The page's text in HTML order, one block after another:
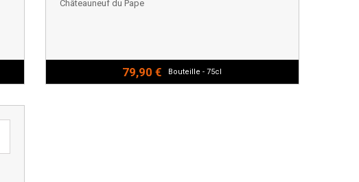
Châteauneuf du Pape
79,90 € Bouteille - 75cl